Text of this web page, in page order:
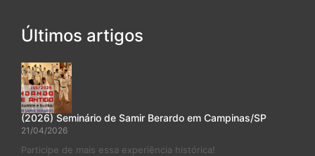
Últimos artigos
(2026) Seminário de Samir Berardo em Campinas/SP
21/04/2026
Participe de mais essa experiência histórica!